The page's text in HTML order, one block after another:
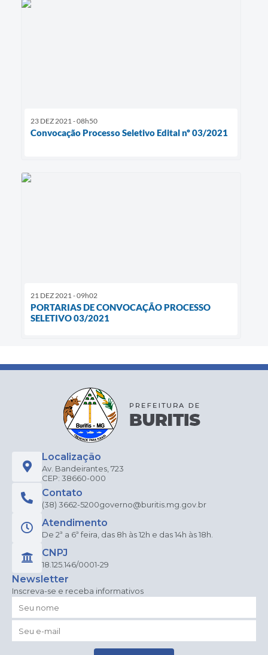
23 DEZ 2021 - 08h50
Convocação Processo Seletivo Edital nº 03/2021
21 DEZ 2021 - 09h02
PORTARIAS DE CONVOCAÇÃO PROCESSO
SELETIVO 03/2021
Localização
Av. Bandeirantes, 723
CEP: 38660-000
Contato
(38) 3662-5200governo@buritis.mg.gov.br
Atendimento
De 2ª a 6ª feira, das 8h às 12h e das 14h às 18h.
CNPJ
18.125.146/0001-29
Newsletter
Inscreva-se e receba informativos